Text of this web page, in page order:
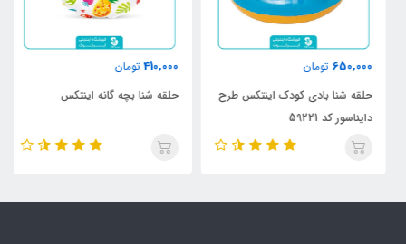
650,000 تومان
حلقه شنا بادی کودک اینتکس طرح
دایناسور کد 59221
410,000 تومان
حلقه شنا بچه گانه اینتکس